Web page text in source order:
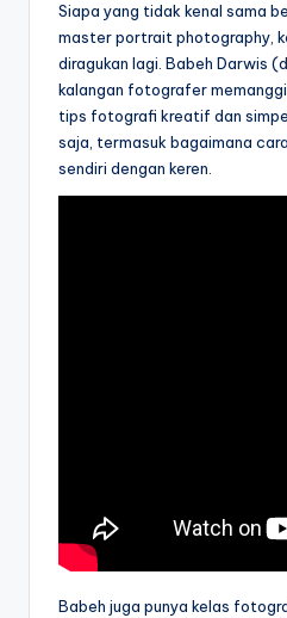
Siapa yang tidak kenal sama
master portrait photography,
diragukan lagi. Babeh Darwis
kalangan fotografer
tips fotografi kreatif dan
saja, termasuk bagaimana
sendiri dengan keren.
Babeh juga punya kelas